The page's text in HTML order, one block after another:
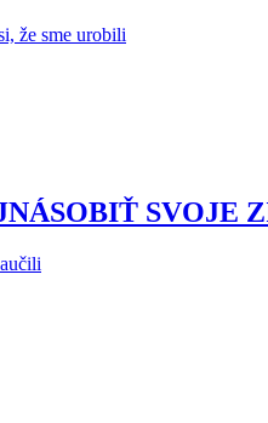
že sme urobili
SVOJE